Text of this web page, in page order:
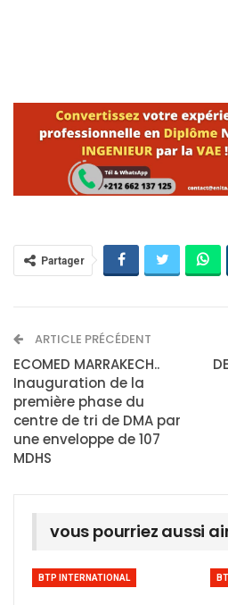
Partager
ARTICLE PRÉCÉDENT
ECOMED MARRAKECH..
Inauguration de la
première phase du
centre de tri de DMA par
une enveloppe de 107
MDHS
vous pourriez aussi
BTP INTERNATIONAL